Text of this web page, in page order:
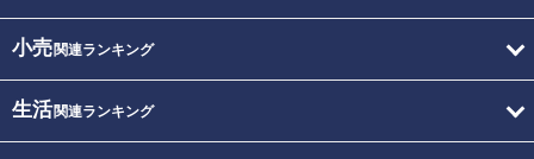
小売関連ランキング
生活関連ランキング